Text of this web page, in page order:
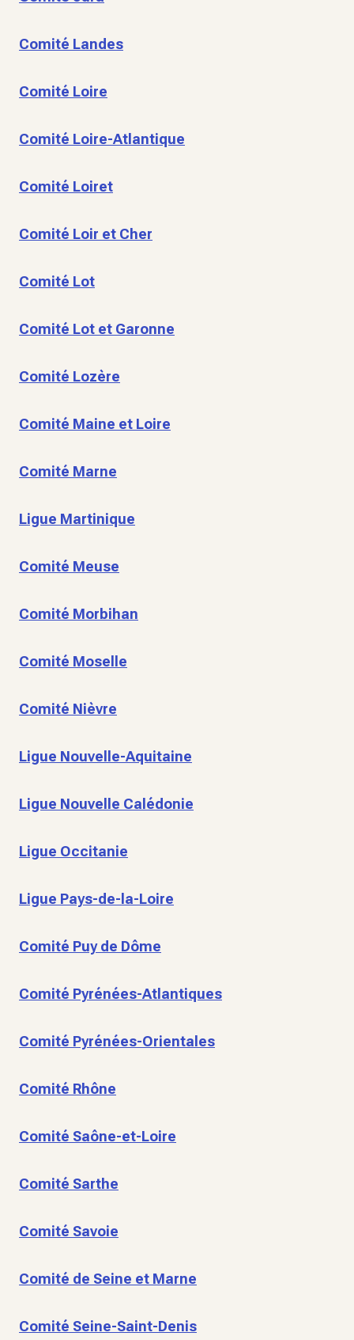
Comité Landes
Comité Loire
Comité Loire-Atlantique
Comité Loiret
Comité Loir et Cher
Comité Lot
Comité Lot et Garonne
Comité Lozère
Comité Maine et Loire
Comité Marne
Ligue Martinique
Comité Meuse
Comité Morbihan
Comité Moselle
Comité Nièvre
Ligue Nouvelle-Aquitaine
Ligue Nouvelle Calédonie
Ligue Occitanie
Ligue Pays-de-la-Loire
Comité Puy de Dôme
Comité Pyrénées-Atlantiques
Comité Pyrénées-Orientales
Comité Rhône
Comité Saône-et-Loire
Comité Sarthe
Comité Savoie
Comité de Seine et Marne
Comité Seine-Saint-Denis